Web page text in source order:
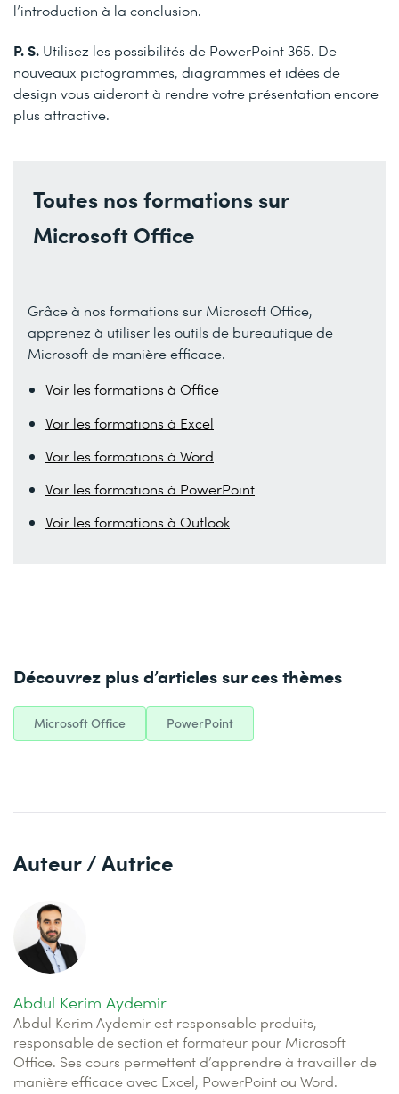
l’introduction à la conclusion.
P. S. Utilisez les possibilités de PowerPoint 365. De
nouveaux pictogrammes, diagrammes et idées de
design vous aideront à rendre votre présentation encore
plus attractive.
Toutes nos formations sur
Microsoft Office
Grâce à nos formations sur Microsoft Office,
apprenez à utiliser les outils de bureautique de
Microsoft de manière efficace.
Voir les formations à Office
Voir les formations à Excel
Voir les formations à Word
Voir les formations à PowerPoint
Voir les formations à Outlook
Découvrez plus d’articles sur ces thèmes
Microsoft Office PowerPoint
Auteur / Autrice
Abdul Kerim Aydemir
Abdul Kerim Aydemir est responsable produits,
responsable de section et formateur pour Microsoft
Office. Ses cours permettent d’apprendre à travailler de
manière efficace avec Excel, PowerPoint ou Word.